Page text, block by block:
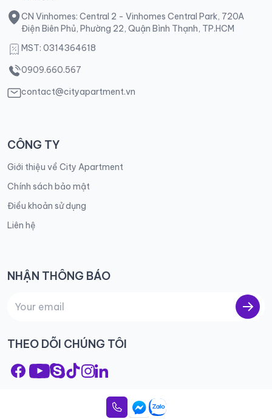
CN Vinhomes: Central 2 - Vinhomes Central Park, 720A
Điện Biên Phủ, Phường 22, Quận Bình Thạnh, TP.HCM
MST: 0314364618
0909.660.567
contact@cityapartment.vn
CÔNG TY
Giới thiệu về City Apartment
Chính sách bảo mật
Điều khoản sử dụng
Liên hệ
NHẬN THÔNG BÁO
THEO DÕI CHÚNG TÔI
© 2023 City Apartment – All rights reserved